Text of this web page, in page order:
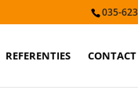
035-
REFERENTIES CONTACT